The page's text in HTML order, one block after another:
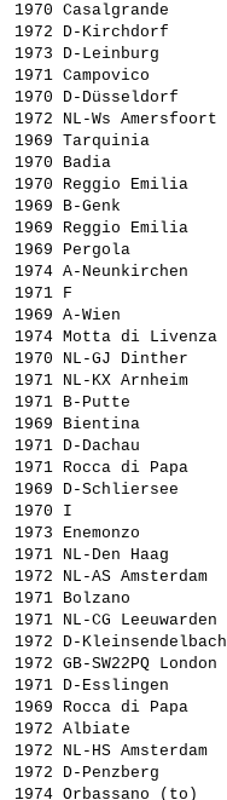
1970 Casalgrande
1972 D-Kirchdorf
1973 D-Leinburg
1971 Campovico
1970 D-Düsseldorf
1972 NL-Ws
1969 Tarquinia
1970 Badia
1970 Reggio Emilia
1969 B-Genk
1969 Reggio Emilia
1969 Pergola
1974 A-Neunkirchen
1971 F
1969 A-Wien
1974 Motta di
1970 NL-GJ
1971 NL-KX
1971 B-Putte
1969 Bientina
1971 D-Dachau
1971 Rocca di Papa
1969 D-Schliersee
1970 I
1973 Enemonzo
1971 NL-Den Haag
1972 NL-AS
1971 Bolzano
1971 NL-CG
1972 D-
1972 GB-SW22PQ
1971 D-Esslingen
1969 Rocca di Papa
1972 Albiate
1972 NL-HS
1972 D-Penzberg
1974 Orbassano